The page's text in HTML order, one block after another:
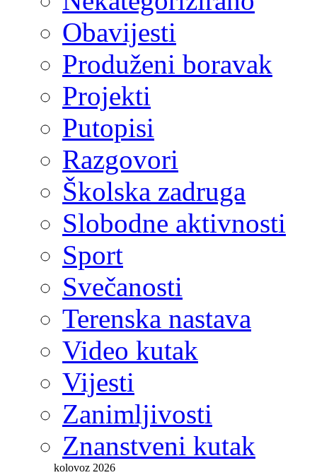
Obavijesti
Produženi boravak
Projekti
Putopisi
Razgovori
Školska zadruga
Slobodne aktivnosti
Sport
Svečanosti
Terenska nastava
Video kutak
Vijesti
Zanimljivosti
Znanstveni kutak
kolovoz 2026